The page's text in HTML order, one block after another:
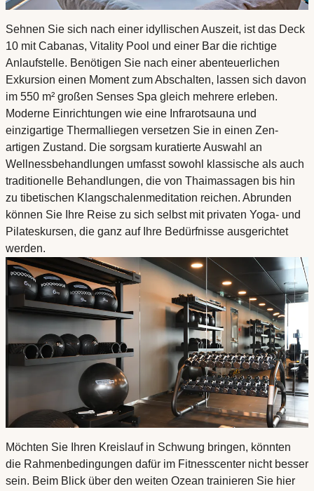
Sehnen Sie sich nach einer idyllischen Auszeit, ist das Deck
10 mit Cabanas, Vitality Pool und einer Bar die richtige
Anlaufstelle. Benötigen Sie nach einer abenteuerlichen
Exkursion einen Moment zum Abschalten, lassen sich davon
im 550 m² großen Senses Spa gleich mehrere erleben.
Moderne Einrichtungen wie eine Infrarotsauna und
einzigartige Thermalliegen versetzen Sie in einen Zen-
artigen Zustand. Die sorgsam kuratierte Auswahl an
Wellnessbehandlungen umfasst sowohl klassische als auch
traditionelle Behandlungen, die von Thaimassagen bis hin
zu tibetischen Klangschalenmeditation reichen. Abrunden
können Sie Ihre Reise zu sich selbst mit privaten Yoga- und
Pilateskursen, die ganz auf Ihre Bedürfnisse ausgerichtet
werden.
Möchten Sie Ihren Kreislauf in Schwung bringen, könnten
die Rahmenbedingungen dafür im Fitnesscenter nicht besser
sein. Beim Blick über den weiten Ozean trainieren Sie hier